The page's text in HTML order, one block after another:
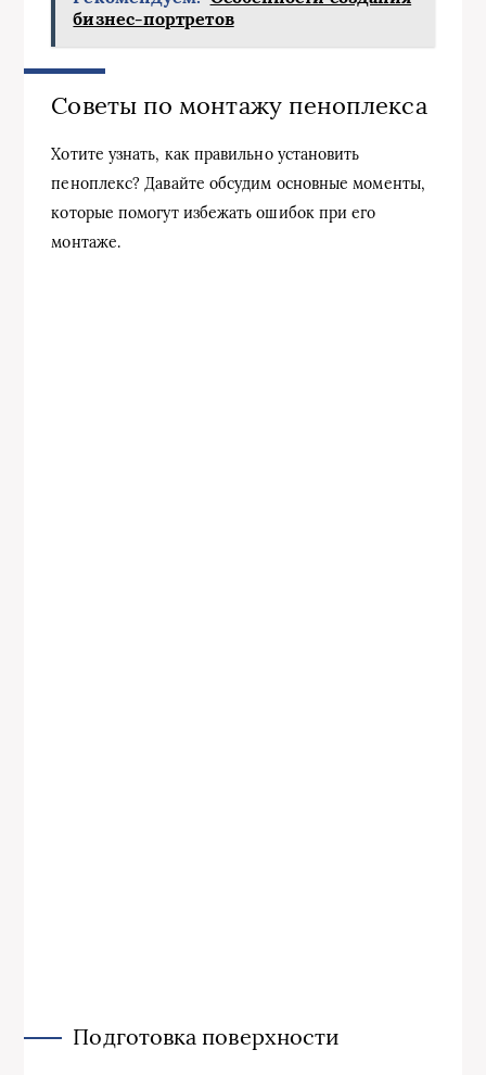
бизнес-портретов
Советы по монтажу пеноплекса
Хотите узнать, как правильно установить
пеноплекс? Давайте обсудим основные моменты,
которые помогут избежать ошибок при его
монтаже.
Подготовка поверхности